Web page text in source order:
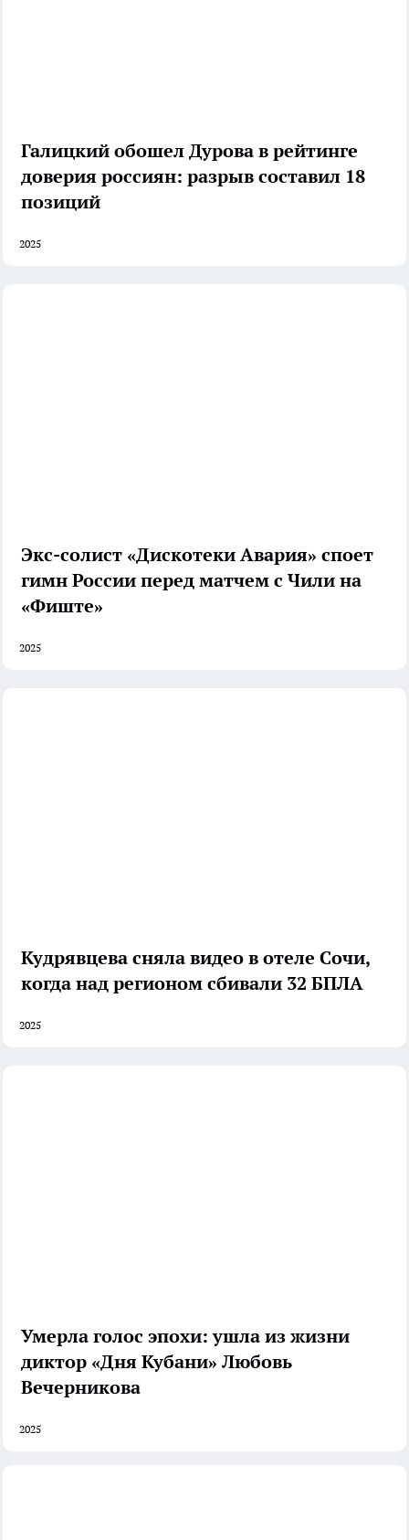
Галицкий обошел Дурова в рейтинге
доверия россиян: разрыв составил 18
позиций
2025
Экс-солист «Дискотеки Авария» споет
гимн России перед матчем с Чили на
«Фиште»
2025
Кудрявцева сняла видео в отеле Сочи,
когда над регионом сбивали 32 БПЛА
2025
Умерла голос эпохи: ушла из жизни
диктор «Дня Кубани» Любовь
Вечерникова
2025